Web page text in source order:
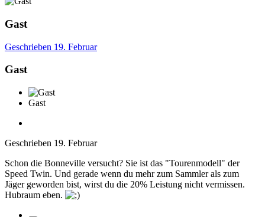
Gast
Geschrieben 19. Februar
Gast
Gast
Geschrieben 19. Februar
Schon die Bonneville versucht? Sie ist das "Tourenmodell" der
Speed Twin. Und gerade wenn du mehr zum Sammler als zum
Jäger geworden bist, wirst du die 20% Leistung nicht vermissen.
Hubraum eben.